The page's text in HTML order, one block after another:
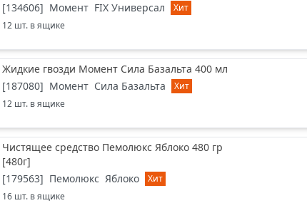
[134606] Момент FIX Универсал
Хит
12 шт. в ящике
Жидкие гвозди Момент Сила Базальта 400 мл
[187080] Момент Сила Базальта
Хит
12 шт. в ящике
Чистящее средство Пемолюкс Яблоко 480 гр
[480г]
[179563] Пемолюкс Яблоко
Хит
16 шт. в ящике